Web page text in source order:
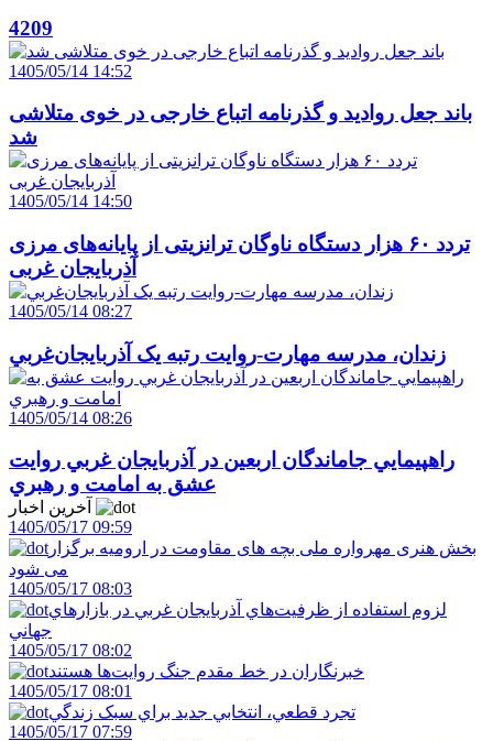
4209
1405/05/14 14:52
باند جعل روادید و گذرنامه اتباع خارجی در خوی متلاشی
شد
1405/05/14 14:50
تردد ۶۰ هزار دستگاه ناوگان ترانزیتی از پایانه‌های مرزی
آذربایجان ‌غربی
1405/05/14 08:27
زندان، مدرسه مهارت-روايت رتبه يک آذربايجان‌غربي
1405/05/14 08:26
راهپيمايي جاماندگان اربعين در آذربايجان غربي روايت
عشق به امامت و رهبري
1405/05/17 09:59
بخش هنری مهرواره ملی بچه های مقاومت در ارومیه برگزار
می شود
1405/05/17 08:03
لزوم استفاده از ظرفيت‌هاي آذربايجان غربي در بازارهاي
جهاني
1405/05/17 08:02
خبرنگاران در خط مقدم جنگ روايت‌ها هستند
1405/05/17 08:01
تجرد قطعي، انتخابي جديد براي سبک زندگي
1405/05/17 07:59